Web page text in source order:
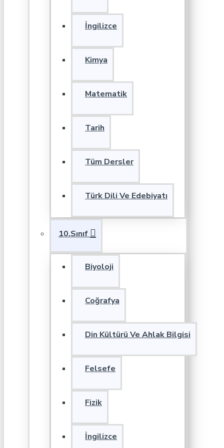
İngilizce
Kimya
Matematik
Tarih
Tüm Dersler
Türk Dili Ve Edebiyatı
10.Sınıf
Biyoloji
Coğrafya
Din Kültürü Ve Ahlak Bilgisi
Felsefe
Fizik
İngilizce